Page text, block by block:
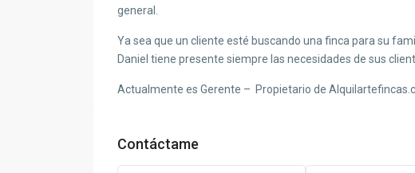
general.
Ya sea que un cliente esté buscando una finca para su
Daniel tiene presente siempre las necesidades de sus
Actualmente es Gerente – Propietario de
Contáctame